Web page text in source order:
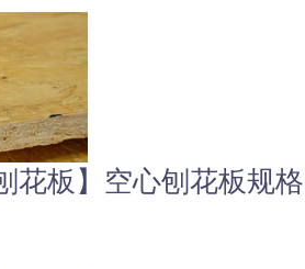
花板】空心刨花板规